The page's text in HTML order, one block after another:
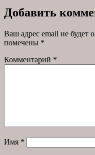
Добавить
Ваш адрес email не будет
помечены *
Комментарий *
Имя *